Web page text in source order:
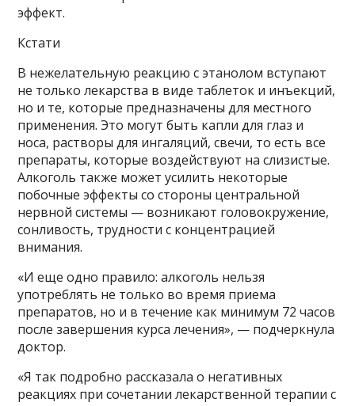
эффект.
Кстати
В нежелательную реакцию с этанолом вступают
не только лекарства в виде таблеток и инъекций,
но и те, которые предназначены для местного
применения. Это могут быть капли для глаз и
носа, растворы для ингаляций, свечи, то есть все
препараты, которые воздействуют на слизистые.
Алкоголь также может усилить некоторые
побочные эффекты со стороны центральной
нервной системы — возникают головокружение,
сонливость, трудности с концентрацией
внимания.
«И еще одно правило: алкоголь нельзя
употреблять не только во время приема
препаратов, но и в течение как минимум 72 часов
после завершения курса лечения», — подчеркнула
доктор.
«Я так подробно рассказала о негативных
реакциях при сочетании лекарственной терапии с